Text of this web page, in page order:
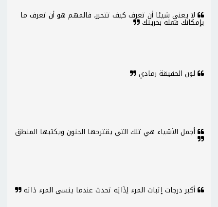
لا يعني شيئا أن تعرف كيف تتحرر، فالمهم هو أن تعرف ما
بإمكانك فعله بحريتك
لون الحقيقة رمادي
أجمل الأشياء هي تلك التي يقترحها الجنون ويكتبها المنطق
أكبر درجات إثبات المرء لِذَاتِه تحدث عندما ينسى المرء ذاته